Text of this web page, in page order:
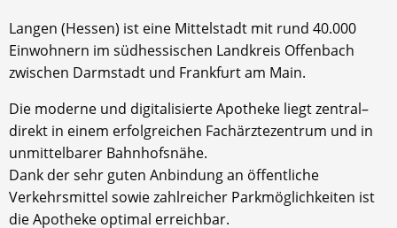
Langen (Hessen) ist eine Mittelstadt mit rund 40.000
Einwohnern im südhessischen Landkreis Offenbach
zwischen Darmstadt und Frankfurt am Main.
Die moderne und digitalisierte Apotheke liegt zentral–
direkt in einem erfolgreichen Fachärztezentrum und in
unmittelbarer Bahnhofsnähe.
Dank der sehr guten Anbindung an öffentliche
Verkehrsmittel sowie zahlreicher Parkmöglichkeiten ist
die Apotheke optimal erreichbar.